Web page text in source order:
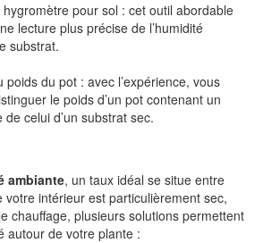
hygromètre pour sol : cet outil abordable
lecture plus précise de l’humidité
substrat.
poids du pot : avec l’expérience, vous
le poids d’un pot contenant un
celui d’un substrat sec.
ambiante, un taux idéal se situe entre
votre intérieur est particulièrement sec,
chauffage, plusieurs solutions permettent
autour de votre plante :